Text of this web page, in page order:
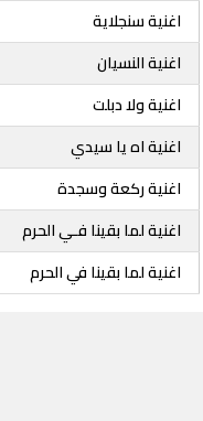
اغنية سنجلاية
اغنية النسيان
اغنية ولا دبلت
اغنية اه يا سيدي
اغنية ركعة وسجدة
اغنية لما بقينا فـي الحرم
اغنية لما بقينا في الحرم